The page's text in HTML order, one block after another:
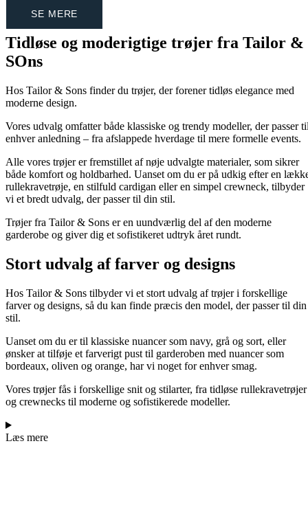
SE MERE
Tidløse og moderigtige trøjer fra Tailor &
SOns
Hos Tailor & Sons finder du trøjer, der forener tidløs elegance med
moderne design.
Vores udvalg omfatter både klassiske og trendy modeller, der passer
enhver anledning – fra afslappede hverdage til mere formelle events.
Alle vores trøjer er fremstillet af nøje udvalgte materialer, som sikrer
både komfort og holdbarhed. Uanset om du er på udkig efter en
rullekravetrøje, en stilfuld cardigan eller en simpel crewneck, tilbyder
vi et bredt udvalg, der passer til din stil.
Trøjer fra Tailor & Sons er en uundværlig del af den moderne
garderobe og giver dig et sofistikeret udtryk året rundt.
Stort udvalg af farver og designs
Hos Tailor & Sons tilbyder vi et stort udvalg af trøjer i forskellige
farver og designs, så du kan finde præcis den model, der passer til din
stil.
Uanset om du er til klassiske nuancer som navy, grå og sort, eller
ønsker at tilføje et farverigt pust til garderoben med nuancer som
bordeaux, oliven og orange, har vi noget for enhver smag.
Vores trøjer fås i forskellige snit og stilarter, fra tidløse rullekravetrøjer
og crewnecks til moderne og sofistikerede modeller.
Læs mere